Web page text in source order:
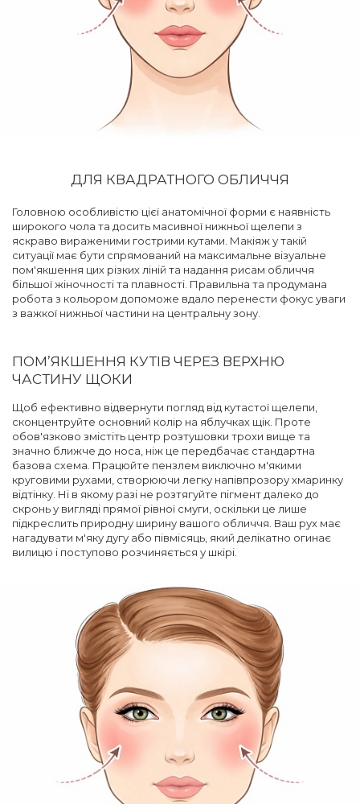
ДЛЯ КВАДРАТНОГО ОБЛИЧЧЯ
Головною особливістю цієї анатомічної форми є наявність
широкого чола та досить масивної нижньої щелепи з
яскраво вираженими гострими кутами. Макіяж у такій
ситуації має бути спрямований на максимальне візуальне
пом'якшення цих різких ліній та надання рисам обличчя
більшої жіночності та плавності. Правильна та продумана
робота з кольором допоможе вдало перенести фокус уваги
з важкої нижньої частини на центральну зону.
ПОМ’ЯКШЕННЯ КУТІВ ЧЕРЕЗ ВЕРХНЮ
ЧАСТИНУ ЩОКИ
Щоб ефективно відвернути погляд від кутастої щелепи,
сконцентруйте основний колір на яблучках щік. Проте
обов'язково змістіть центр розтушовки трохи вище та
значно ближче до носа, ніж це передбачає стандартна
базова схема. Працюйте пензлем виключно м'якими
круговими рухами, створюючи легку напівпрозору хмаринку
відтінку. Ні в якому разі не розтягуйте пігмент далеко до
скронь у вигляді прямої рівної смуги, оскільки це лише
підкреслить природну ширину вашого обличчя. Ваш рух має
нагадувати м'яку дугу або півмісяць, який делікатно огинає
вилицю і поступово розчиняється у шкірі.